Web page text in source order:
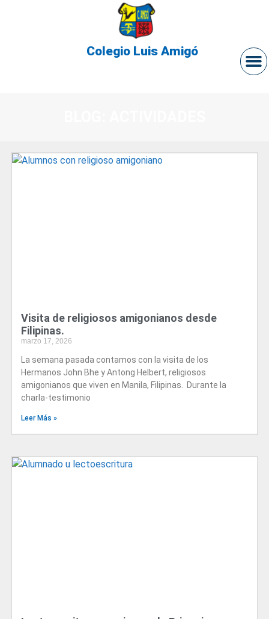
Colegio Luis Amigó
Visita de religiosos amigonianos desde
Filipinas.
marzo 17, 2026
La semana pasada contamos con la visita de los
Hermanos John Bhe y Antong Helbert, religiosos
amigonianos que viven en Manila, Filipinas. Durante la
charla-testimonio
Leer Más »